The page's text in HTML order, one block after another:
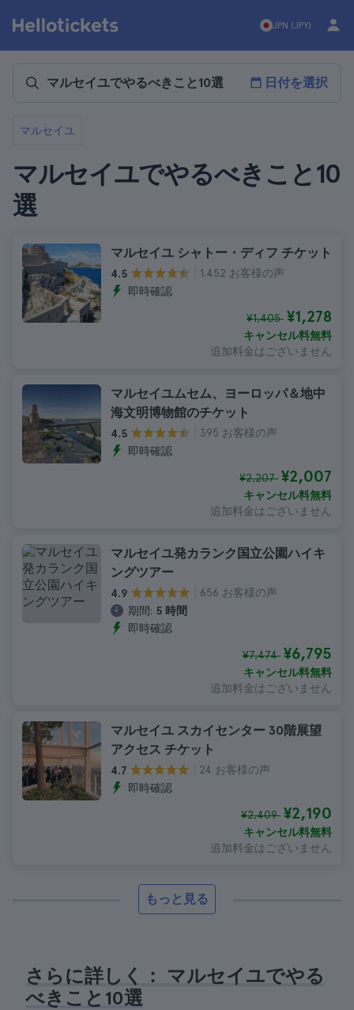
JPN (JPY)
日付を選択
マルセイユ
マルセイユでやるべきこと10
選
マルセイユ シャトー・ディフ チケット
4.5
1.452 お客様の声
即時確認
¥1,405 ¥1,278
キャンセル料無料
追加料金はございません
マルセイユムセム、ヨーロッパ＆地中
海文明博物館のチケット
4.5
395 お客様の声
即時確認
¥2,207 ¥2,007
キャンセル料無料
追加料金はございません
マルセイユ発カランク国立公園ハイキ
ングツアー
4.9
656 お客様の声
期間: 5 時間
即時確認
¥7,474 ¥6,795
キャンセル料無料
追加料金はございません
マルセイユ スカイセンター 30階展望
アクセス チケット
4.7
24 お客様の声
即時確認
¥2,409 ¥2,190
キャンセル料無料
追加料金はございません
もっと見る
さらに詳しく： マルセイユでやる
べきこと10選